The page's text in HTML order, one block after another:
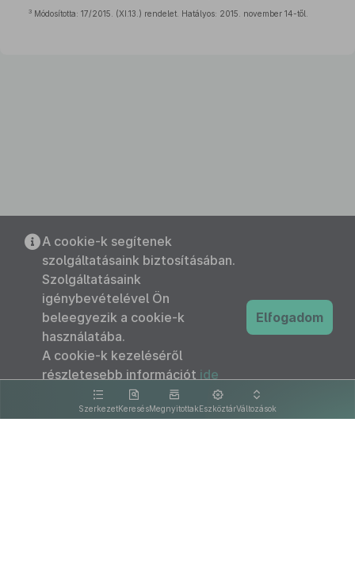
3 Módosította: 17/2015. (XI.13.) rendelet. Hatályos: 2015. november 14-től.
SzerkezetKeresésMegnyitottakEszköztárVáltozások
A cookie-k segítenek
szolgáltatásaink biztosításában.
Szolgáltatásaink
igénybevételével Ön
beleegyezik a cookie-k
használatába.
A cookie-k kezeléséről
részletesebb információt ide
kattintva olvashat.
Elfogadom